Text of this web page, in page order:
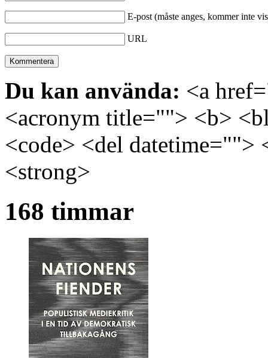
E-post (måste anges, kommer inte
URL
Du kan använda: <a
<acronym title=""> <b>
<code> <del
<strong>
168 timmar